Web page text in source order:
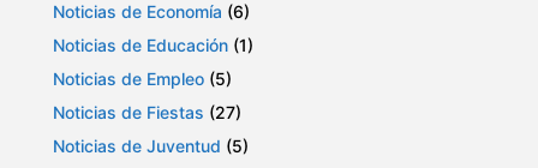
Noticias de Economía (6)
Noticias de Educación (1)
Noticias de Empleo (5)
Noticias de Fiestas (27)
Noticias de Juventud (5)